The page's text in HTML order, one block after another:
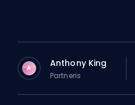
A Anthony King
Partneris